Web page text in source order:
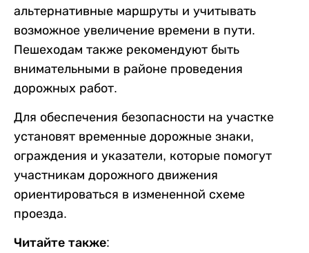
альтернативные маршруты и учитывать
возможное увеличение времени в пути.
Пешеходам также рекомендуют быть
внимательными в районе проведения
дорожных работ.
Для обеспечения безопасности на участке
установят временные дорожные знаки,
ограждения и указатели, которые помогут
участникам дорожного движения
ориентироваться в измененной схеме
проезда.
Читайте также: